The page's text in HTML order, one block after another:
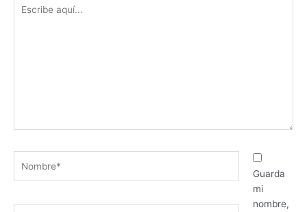
aquí...
Guarda
mi
nombre,